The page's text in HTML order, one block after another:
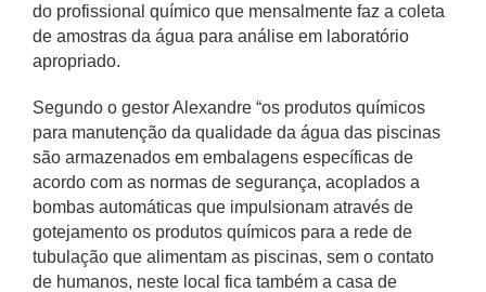
do profissional químico que mensalmente faz a coleta
de amostras da água para análise em laboratório
apropriado.
Segundo o gestor Alexandre “os produtos químicos
para manutenção da qualidade da água das piscinas
são armazenados em embalagens específicas de
acordo com as normas de segurança, acoplados a
bombas automáticas que impulsionam através de
gotejamento os produtos químicos para a rede de
tubulação que alimentam as piscinas, sem o contato
de humanos, neste local fica também a casa de